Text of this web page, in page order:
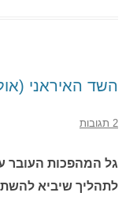
השד האיראני
2 תגובות
גל המהפכות העובר
לתהליך שיביא